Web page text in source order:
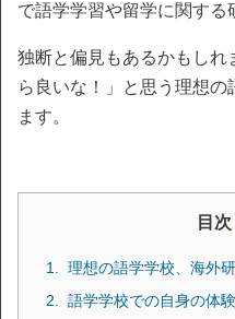
で語学学習や留学に関する
独断と偏見もあるかもしれ
ら良いな！」と思う理想
ます。
目
理想の語学学校、海外
語学学校での自身の体